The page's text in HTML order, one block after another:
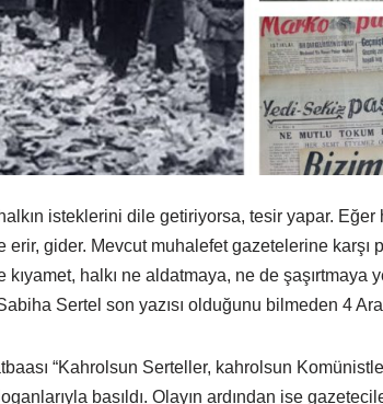
halkın isteklerini dile getiriyorsa, tesir yapar.
erir, gider. Mevcut muhalefet gazetelerine karşı
kıyamet, halkı ne aldatmaya, ne de şaşırtmaya
Sertel son yazısı olduğunu bilmeden 4
“Kahrolsun Serteller, kahrolsun
basıldı. Olayın ardından ise